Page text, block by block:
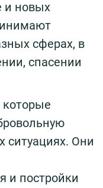
и новых
сферах, в
спасении
Они
и постройки